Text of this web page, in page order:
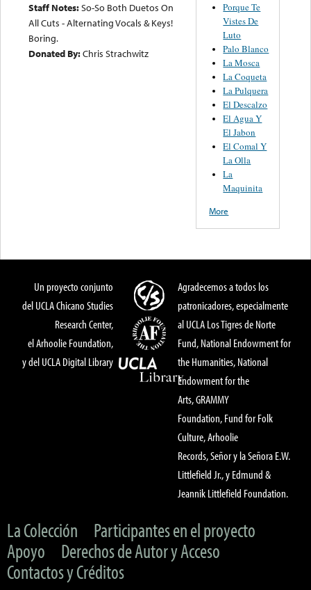
Staff Notes:So-So Both Duetos On
All Cuts - Alternating Vocals & Keys!
Boring.
Donated By:Chris Strachwitz
Porque Te
Vistes De
Luto
Palo Blanco
La Mosca
La Coqueta
La Pulquera
El Descalzo
El Agua Y
El Jabon
El Comal Y
La Olla
La
Maquinita
More
Un proyecto conjunto
del UCLA Chicano Studies
Research Center,
el Arhoolie Foundation,
y del UCLA Digital Library
Agradecemos a todos los
patronicadores, especialmente
al UCLA Los Tigres de Norte
Fund, National Endowment for
the Humanities, National
Endowment for the
Arts, GRAMMY
Foundation, Fund for Folk
Culture, Arhoolie
Records, Señor y la Señora E.W.
Littlefield Jr., y Edmund &
Jeannik Littlefield Foundation.
La Colección
Participantes en el proyecto
Apoyo
Derechos de Autor y Acceso
Contactos y Créditos